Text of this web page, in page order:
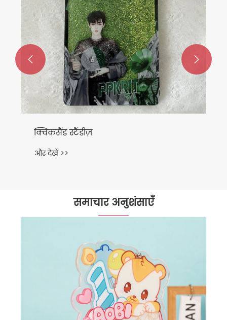
 
समाचार अनुशंसाएँ
क्या ऐक्रेलिक मैग्नेट आधुनिक प्रदर्शन और
ब्रांडिंग समाधानों को बदल रहे हैं?